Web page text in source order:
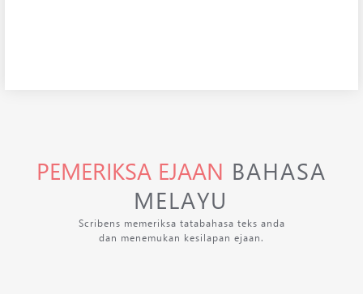
PEMERIKSA EJAAN BAHASA
MELAYU
Scribens memeriksa tatabahasa teks anda
dan menemukan kesilapan ejaan.